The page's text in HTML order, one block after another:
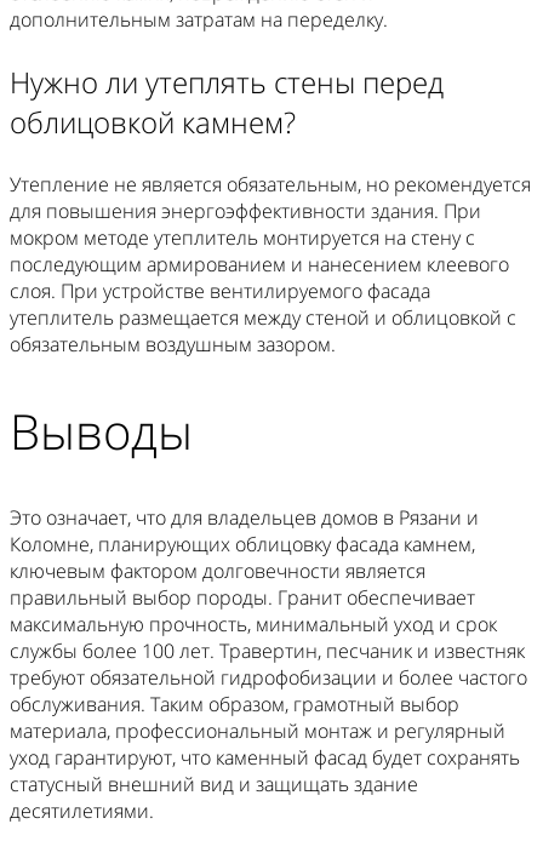
дополнительным затратам на переделку.
Нужно ли утеплять стены перед
облицовкой камнем?
Утепление не является обязательным, но рекомендуется
для повышения энергоэффективности здания. При
мокром методе утеплитель монтируется на стену с
последующим армированием и нанесением клеевого
слоя. При устройстве вентилируемого фасада
утеплитель размещается между стеной и облицовкой с
обязательным воздушным зазором.
Выводы
Это означает, что для владельцев домов в Рязани и
Коломне, планирующих облицовку фасада камнем,
ключевым фактором долговечности является
правильный выбор породы. Гранит обеспечивает
максимальную прочность, минимальный уход и срок
службы более 100 лет. Травертин, песчаник и известняк
требуют обязательной гидрофобизации и более частого
обслуживания. Таким образом, грамотный выбор
материала, профессиональный монтаж и регулярный
уход гарантируют, что каменный фасад будет сохранять
статусный внешний вид и защищать здание
десятилетиями.